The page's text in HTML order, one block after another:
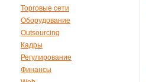
Торговые сети
Оборудование
Outsourcing
Кадры
Регулирование
Финансы